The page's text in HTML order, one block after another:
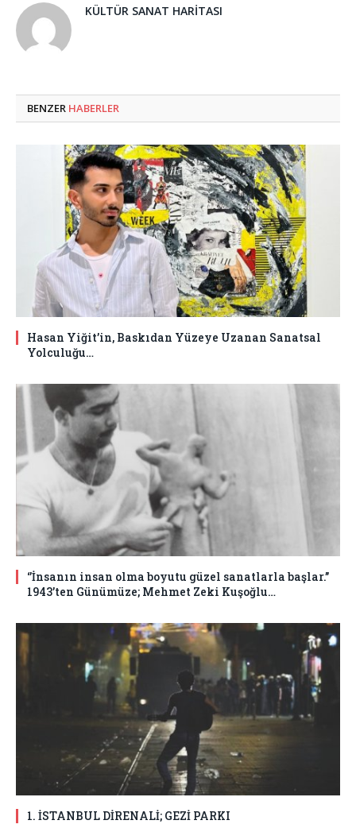
KÜLTÜR SANAT HARITASI
BENZER HABERLER
Hasan Yiğit’in, Baskıdan Yüzeye Uzanan Sanatsal
Yolculuğu…
‘’İnsanın insan olma boyutu güzel sanatlarla başlar.’’
1943’ten Günümüze; Mehmet Zeki Kuşoğlu…
1. İSTANBUL DİRENALİ; GEZİ PARKI